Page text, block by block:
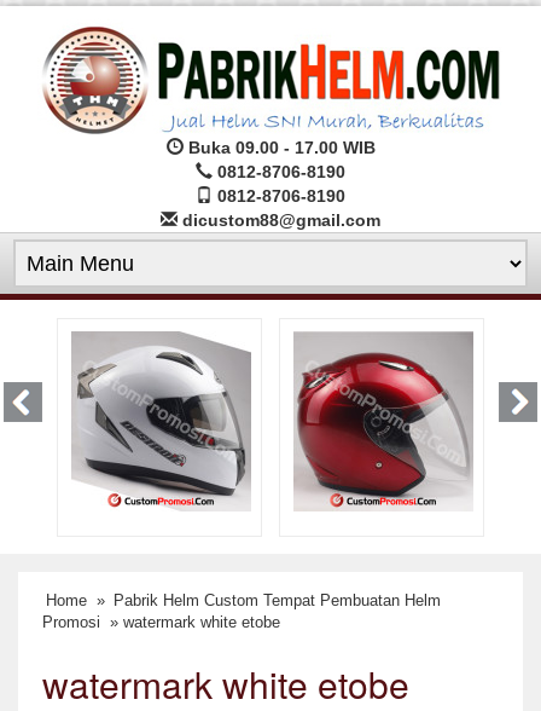
Buka 09.00 - 17.00 WIB
0812-8706-8190
0812-8706-8190
dicustom88@gmail.com
Home » Pabrik Helm Custom Tempat Pembuatan Helm
Promosi » watermark white etobe
watermark white etobe